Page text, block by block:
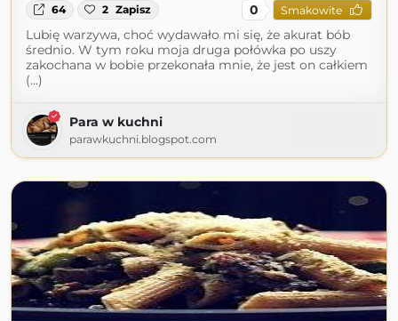
64 2 Zapisz 0 Smakowite
Lubię warzywa, choć wydawało mi się, że akurat bób
średnio. W tym roku moja druga połówka po uszy
zakochana w bobie przekonała mnie, że jest on całkiem
(...)
Para w kuchni
parawkuchni.blogspot.com